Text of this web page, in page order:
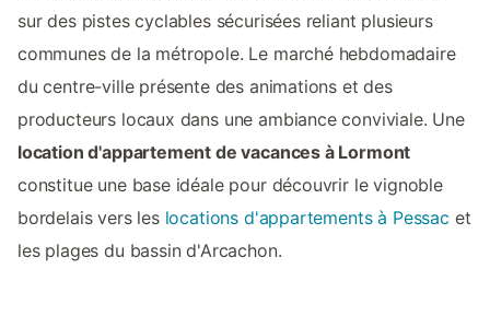
sur des pistes cyclables sécurisées reliant plusieurs
communes de la métropole. Le marché hebdomadaire
du centre-ville présente des animations et des
producteurs locaux dans une ambiance conviviale. Une
location d'appartement de vacances à Lormont
constitue une base idéale pour découvrir le vignoble
bordelais vers les locations d'appartements à Pessac et
les plages du bassin d'Arcachon.